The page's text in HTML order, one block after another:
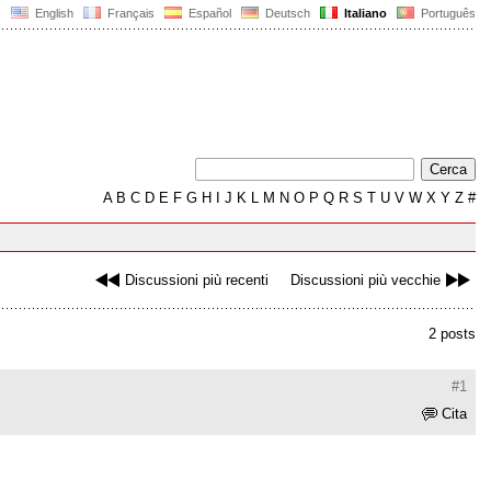
English Français Español Deutsch Italiano Português
AB C D E F G H J K L M N O P Q R S T U V W X Y Z #
Discussioni più recenti Discussioni più vecchie
2 posts
#1
Cita